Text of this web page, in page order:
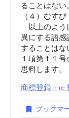
ることはない
（４）むすび
以上のよう
異にする語感
することはな
１項第１１
思料します。
商標登録＋α:
ブックマ